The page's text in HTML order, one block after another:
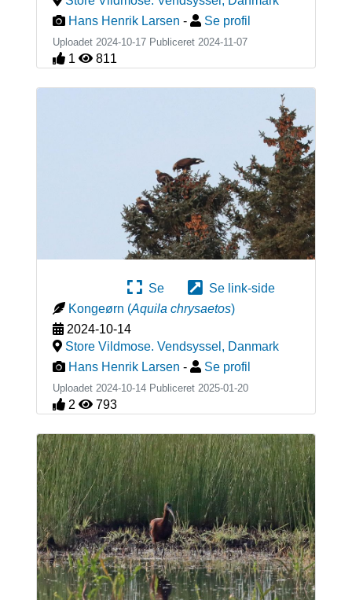
Hans Henrik Larsen - Se profil
Uploadet 2024-10-17 Publiceret 2024-11-07
1 811
Se
Se link-side
Kongeørn (Aquila chrysaetos)
2024-10-14
Store Vildmose. Vendsyssel , Danmark
Hans Henrik Larsen - Se profil
Uploadet 2024-10-14 Publiceret 2025-01-20
2 793